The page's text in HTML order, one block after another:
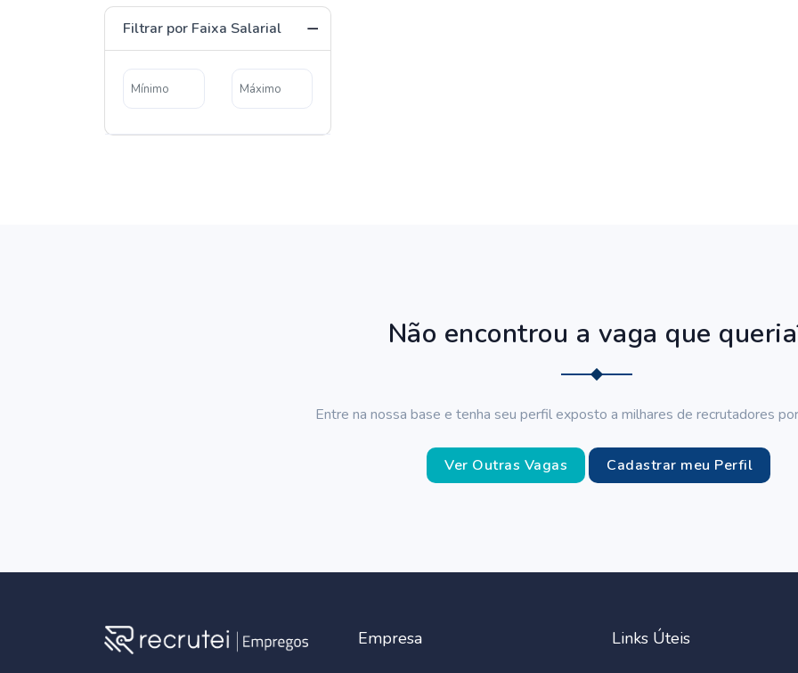
Filtrar por Faixa Salarial
Não encontrou a vaga que
Entre na nossa base e tenha seu perfil exposto a milhares de recrutadores
Ver Outras Vagas Cadastrar meu Perfil
Empresa Links Úteis